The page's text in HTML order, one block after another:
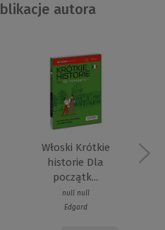
autora
Włoski Krótkie
historie Dla
początk...
null null
Edgard